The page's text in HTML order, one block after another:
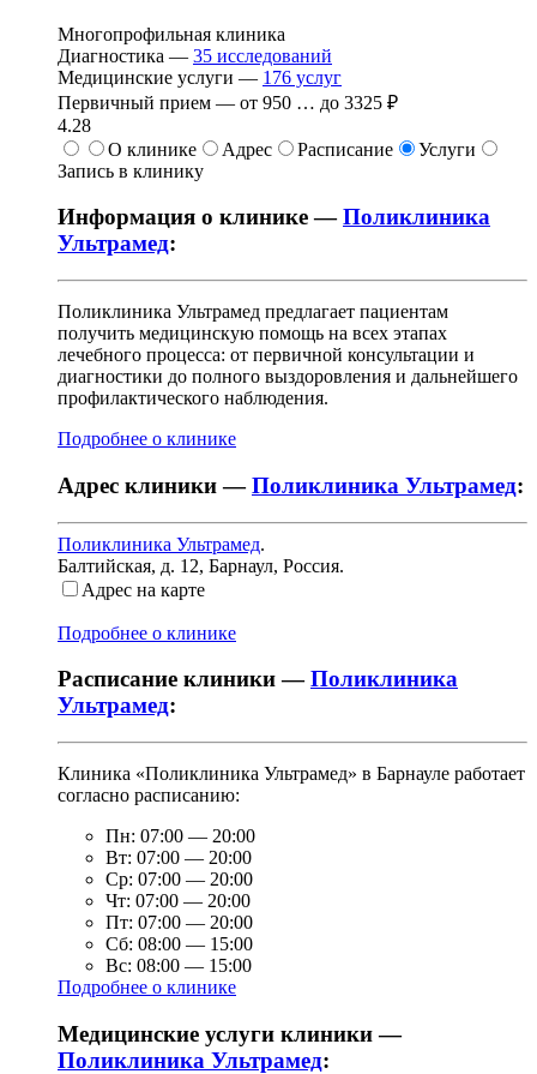
Многопрофильная клиника
Диагностика — 35 исследований
Медицинские услуги — 176 услуг
Первичный прием — от 950 … до 3325 ₽
4.28
О клинике
Адрес Расписание
Услуги
Запись в клинику
Информация о клинике —Поликлиника
Ультрамед:
Поликлиника Ультрамед предлагает пациентам
получить медицинскую помощь на всех этапах
лечебного процесса: от первичной консультации и
диагностики до полного выздоровления и дальнейшего
профилактического наблюдения.
Подробнее о клинике
Адрес клиники —Поликлиника Ультрамед:
Поликлиника Ультрамед.
Балтийская, д. 12, Барнаул, Россия.
Адрес на карте
Подробнее о клинике
Расписание клиники —Поликлиника
Ультрамед:
Клиника «Поликлиника Ультрамед» в Барнауле работает
согласно расписанию:
Пн: 07:00 — 20:00
Вт: 07:00 — 20:00
Ср: 07:00 — 20:00
Чт: 07:00 — 20:00
Пт: 07:00 — 20:00
Сб: 08:00 — 15:00
Вс: 08:00 — 15:00
Подробнее о клинике
Медицинские услуги клиники —
Поликлиника Ультрамед: